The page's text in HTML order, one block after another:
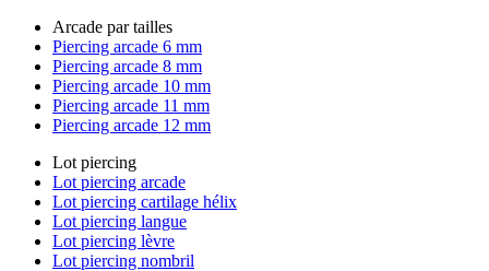
Arcade par tailles
Piercing arcade 6 mm
Piercing arcade 8 mm
Piercing arcade 10 mm
Piercing arcade 11 mm
Piercing arcade 12 mm
Lot piercing
Lot piercing arcade
Lot piercing cartilage hélix
Lot piercing langue
Lot piercing lèvre
Lot piercing nombril